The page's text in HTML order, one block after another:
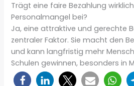
Trägt eine faire Bezahlung
Personalmangel bei?
Ja, eine attraktive und gerechte
zentraler Faktor. Sie macht den
und kann langfristig mehr
Schulen gewinnen, besonders in